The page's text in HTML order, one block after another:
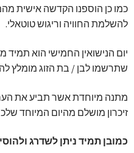
כמו כן הוספנו הקדשה אישית
להשלמת החוויה וריגוש טוטאלי.
יום הנישואין החמישי הוא
שתרשמו לבן / בת הזוג מומלץ
מתנה מיוחדת אשר תביע את
זיכרון מושלם מהיום המיוחד
כמובן תמיד ניתן לשדרג